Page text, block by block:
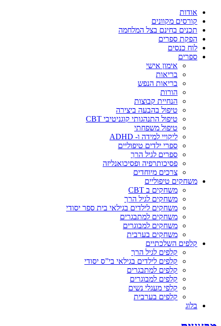
אודות
קורסים מקוונים
תכנים בחינם בצל המלחמה
הפקת ספרים
לוח כנסים
ספרים
אימון אישי
בריאות
בריאות הנפש
הורות
הנחיית קבוצות
טיפול בהבעה ביצירה
טיפול התנהגותי קוגניטיבי CBT
טיפול משפחתי
ליקויי למידה ו- ADHD
ספרי ילדים טיפוליים
ספרים לגיל הרך
פסיכותרפיה ופסיכואנליזה
צרכים מיוחדים
משחקים טיפוליים
משחקים ב CBT
משחקים לגיל הרך
משחקים לילדים בגילאי בית ספר יסודי
משחקים למתבגרים
משחקים למבוגרים
משחקים בערבית
קלפים השלכתיים
קלפים לגיל הרך
קלפים לילדים בגילאי בי”ס יסודי
קלפים למתבגרים
קלפים למבוגרים
קלפי מעגלי נשים
קלפים בערבית
בלוג